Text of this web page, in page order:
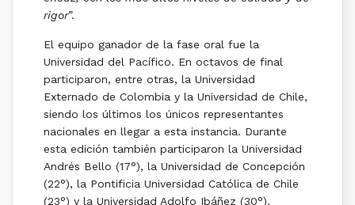
rigor”.
El equipo ganador de la fase oral fue la
Universidad del Pacífico. En octavos de final
participaron, entre otras, la Universidad
Externado de Colombia y la Universidad de Chile,
siendo los últimos los únicos representantes
nacionales en llegar a esta instancia. Durante
esta edición también participaron la Universidad
Andrés Bello (17°), la Universidad de Concepción
(22°), la Pontificia Universidad Católica de Chile
(23°) y la Universidad Adolfo Ibáñez (30°).